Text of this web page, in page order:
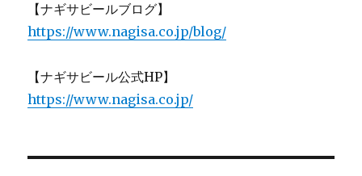
【ナギサビールブログ】
https://www.nagisa.co.jp/blog/
【ナギサビール公式HP】
https://www.nagisa.co.jp/